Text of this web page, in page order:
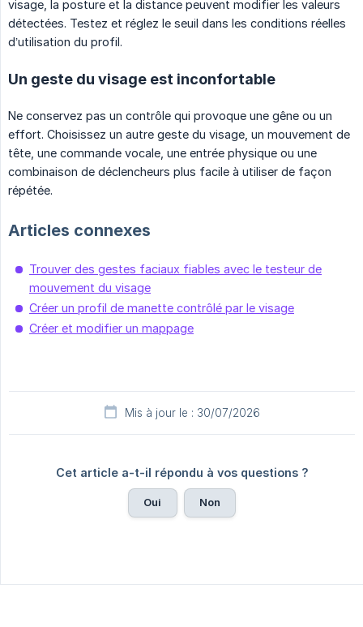
visage, la posture et la distance peuvent modifier les valeurs
détectées. Testez et réglez le seuil dans les conditions réelles
d’utilisation du profil.
Un geste du visage est inconfortable
Ne conservez pas un contrôle qui provoque une gêne ou un
effort. Choisissez un autre geste du visage, un mouvement de
tête, une commande vocale, une entrée physique ou une
combinaison de déclencheurs plus facile à utiliser de façon
répétée.
Articles connexes
Trouver des gestes faciaux fiables avec le testeur de
mouvement du visage
Créer un profil de manette contrôlé par le visage
Créer et modifier un mappage
Mis à jour le : 30/07/2026
Cet article a-t-il répondu à vos questions ?
Oui Non